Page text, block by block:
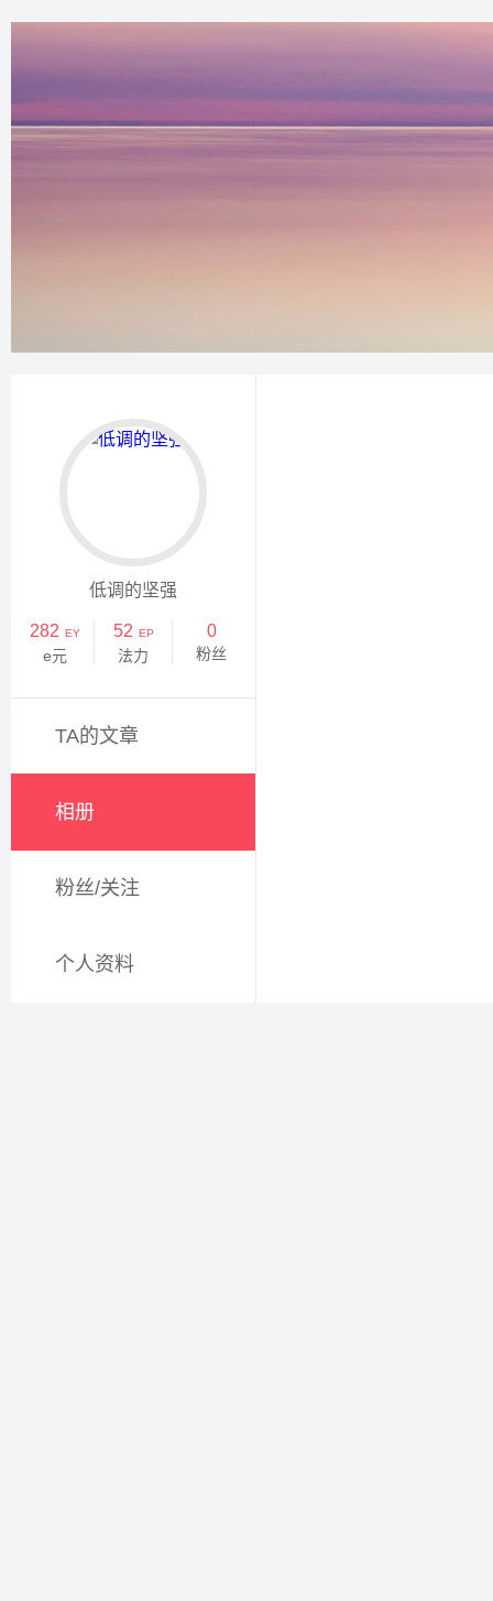
低调的坚强
282 EY
e元
52 EP
法力
0
粉丝
TA的文章
相册
粉丝/关注
个人资料